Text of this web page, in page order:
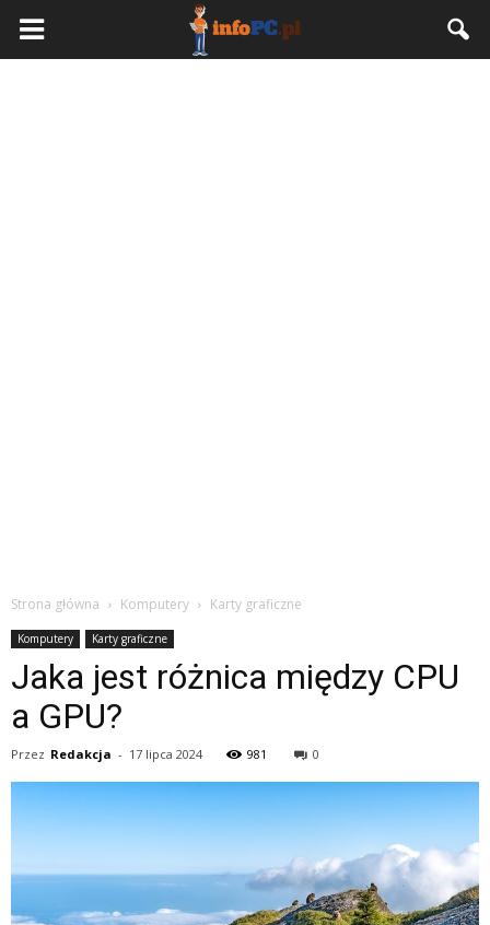
Strona główna Komputery Karty graficzne
Komputery Karty graficzne
Jaka jest różnica między CPU
a GPU?
Przez Redakcja - 17 lipca 2024 981 0